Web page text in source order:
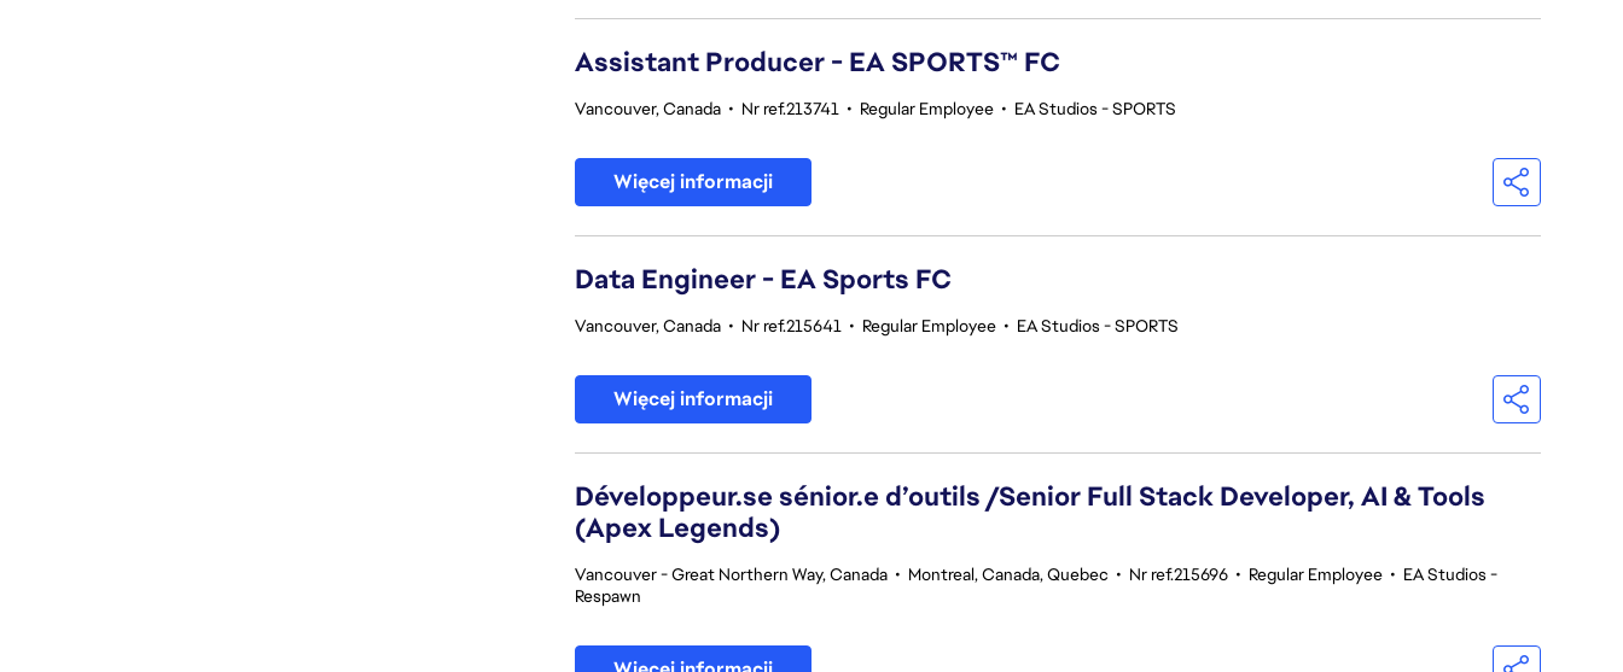
Assistant Producer - EA SPORTS™ FC
Vancouver, Canada • Nr ref.213741 • Regular Employee • EA Studios - SPORTS
Więcej informacji
Data Engineer - EA Sports FC
Vancouver, Canada • Nr ref.215641 • Regular Employee • EA Studios - SPORTS
Więcej informacji
Développeur.se sénior.e d’outils /Senior Full Stack Developer, AI & Tools
(Apex Legends)
Vancouver - Great Northern Way, Canada • Montreal, Canada, Quebec • Nr ref.215696 • Regular Employee • EA Studios -
Respawn